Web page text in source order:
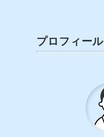
プロフィール